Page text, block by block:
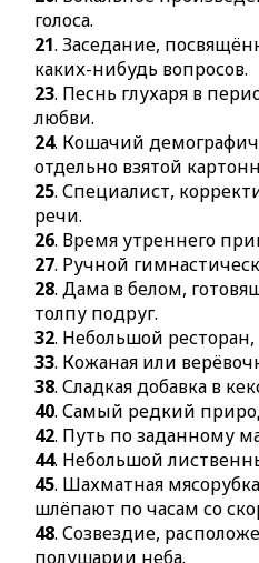
сообщение.
53.
57.
58.
59.
Статуя,
поклоняются
60.
61.Порошок
трения и
62.Подарок в
63.
Сладкая
40.Самый
элемент.
42.Путь по
44.
45.
48.
северном
49.
услуги.
50.Долгое
51.Короткая
рукавов,
52.
нибудь
54.
55.
голоса.
21. Заседание,
каких-нибудь вопросов.
23. Песнь глухаря в
любви.
24. Кошачий
отдельно взятой
25. Специалист,
речи.
26. Время утреннего
27. Ручной
28. Дама в белом,
толпу подруг.
32. Небольшой ресторан,
33. Кожаная или
38. Сладкая добавка в
40. Самый редкий
42. Путь по заданному
44. Небольшой
45. Шахматная
шлёпают по часам со
48. Созвездие,
полушарии неба.